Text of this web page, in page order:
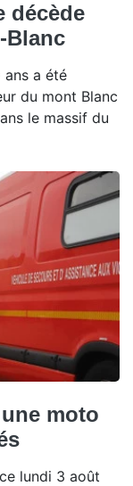
décède
Blanc
a été
du mont Blanc
le massif du
moto
lundi 3 août